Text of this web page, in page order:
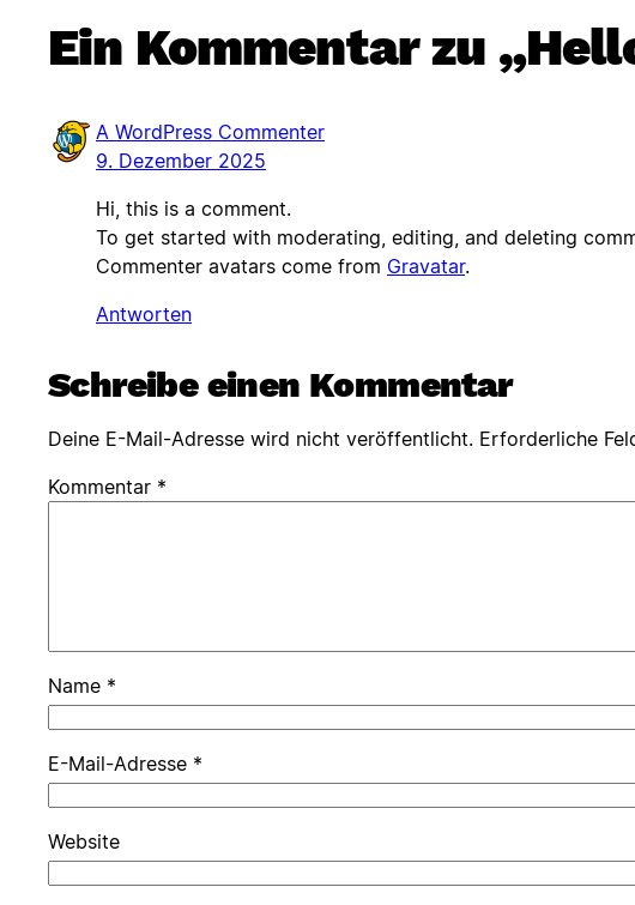
Ein Kommentar zu
A WordPress Commenter
9. Dezember 2025
Hi, this is a comment.
To get started with moderating, editing, and deleting
Commenter avatars come from Gravatar.
Antworten
Schreibe einen Kommentar
Deine E-Mail-Adresse wird nicht veröffentlicht. Erforderliche
Kommentar *
Name *
E-Mail-Adresse *
Website